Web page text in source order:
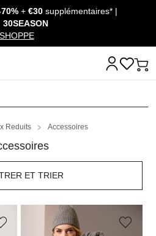
au contenu
+ €30 supplémentaires* |
30SEASON
Reduits Accessoires
ET TRIER